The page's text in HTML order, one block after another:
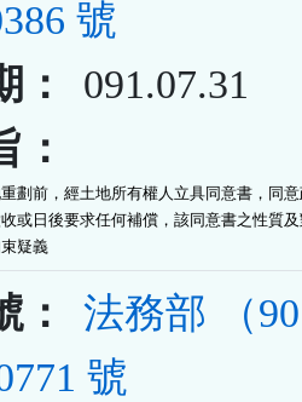
號
：
091.07.31
劃前，經土地所有權人立具同意書，同
或日後要求任何補償，該同意書之性質
疑義
：
法務部 （
號